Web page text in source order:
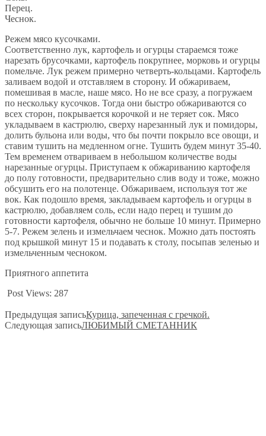
Перец.
Чеснок.
Режем мясо кусочками.
Соответственно лук, картофель и огурцы стараемся тоже
нарезать брусочками, картофель покрупнее, морковь и огурцы
помельче. Лук режем примерно четверть-кольцами. Картофель
заливаем водой и отставляем в сторону. И обжариваем,
помешивая в масле, наше мясо. Но не все сразу, а погружаем
по нескольку кусочков. Тогда они быстро обжариваются со
всех сторон, покрывается корочкой и не теряет сок. Мясо
укладываем в кастрюлю, сверху нарезанный лук и помидоры,
долить бульона или воды, что бы почти покрыло все овощи, и
ставим тушить на медленном огне. Тушить будем минут 35-40.
Тем временем отвариваем в небольшом количестве воды
нарезанные огурцы. Приступаем к обжариванию картофеля
до полу готовности, предварительно слив воду и тоже, можно
обсушить его на полотенце. Обжариваем, используя тот же
вок. Как подошло время, закладываем картофель и огурцы в
кастрюлю, добавляем соль, если надо перец и тушим до
готовности картофеля, обычно не больше 10 минут. Примерно
5-7. Режем зелень и измельчаем чеснок. Можно дать постоять
под крышкой минут 15 и подавать к столу, посыпав зеленью и
измельченным чесноком.
Приятного аппетита
Post Views: 287
Предыдущая запись​​Курица, запеченная с гречкой.
Следующая запись​ЛЮБИМЫЙ СМЕТАННИК